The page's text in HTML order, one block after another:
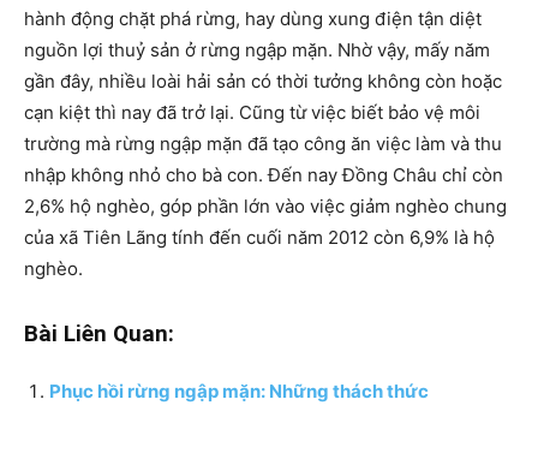
hành động chặt phá rừng, hay dùng xung điện tận diệt
nguồn lợi thuỷ sản ở rừng ngập mặn. Nhờ vậy, mấy năm
gần đây, nhiều loài hải sản có thời tưởng không còn hoặc
cạn kiệt thì nay đã trở lại. Cũng từ việc biết bảo vệ môi
trường mà rừng ngập mặn đã tạo công ăn việc làm và thu
nhập không nhỏ cho bà con. Đến nay Đồng Châu chỉ còn
2,6% hộ nghèo, góp phần lớn vào việc giảm nghèo chung
của xã Tiên Lãng tính đến cuối năm 2012 còn 6,9% là hộ
nghèo.
Bài Liên Quan:
Phục hồi rừng ngập mặn: Những thách thức